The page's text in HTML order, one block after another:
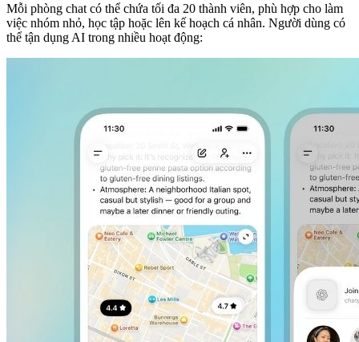
Mỗi phòng chat có thể chứa tối đa 20 thành viên, phù hợp cho làm
việc nhóm nhỏ, học tập hoặc lên kế hoạch cá nhân. Người dùng có
thể tận dụng AI trong nhiều hoạt động: